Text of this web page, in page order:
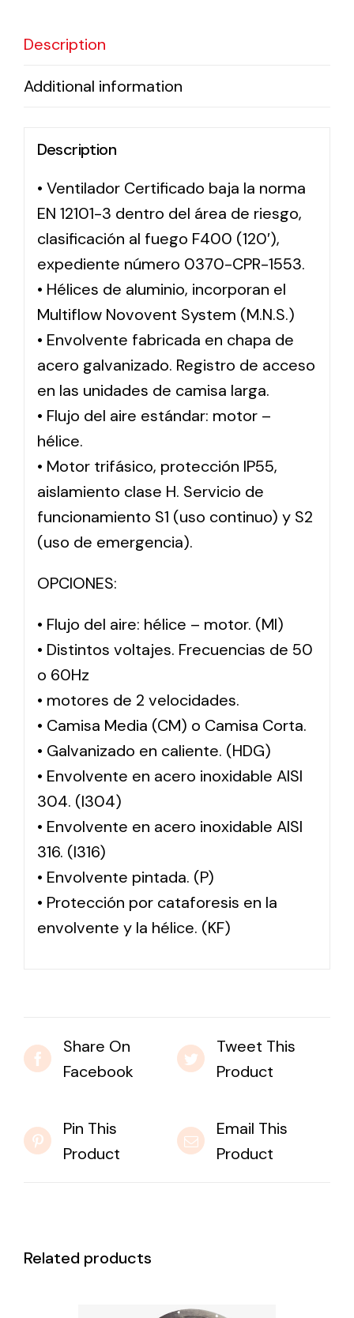
Description
Additional information
Description
• Ventilador Certificado baja la norma
EN 12101-3 dentro del área de riesgo,
clasificación al fuego F400 (120′),
expediente número 0370-CPR-1553.
• Hélices de aluminio, incorporan el
Multiflow Novovent System (M.N.S.)
• Envolvente fabricada en chapa de
acero galvanizado. Registro de acceso
en las unidades de camisa larga.
• Flujo del aire estándar: motor –
hélice.
• Motor trifásico, protección IP55,
aislamiento clase H. Servicio de
funcionamiento S1 (uso continuo) y S2
(uso de emergencia).
OPCIONES:
• Flujo del aire: hélice – motor. (MI)
• Distintos voltajes. Frecuencias de 50
o 60Hz
• motores de 2 velocidades.
• Camisa Media (CM) o Camisa Corta.
• Galvanizado en caliente. (HDG)
• Envolvente en acero inoxidable AISI
304. (I304)
• Envolvente en acero inoxidable AISI
316. (I316)
• Envolvente pintada. (P)
• Protección por cataforesis en la
envolvente y la hélice. (KF)
Share On
Facebook
Tweet This
Product
Pin This
Product
Email This
Product
Related products